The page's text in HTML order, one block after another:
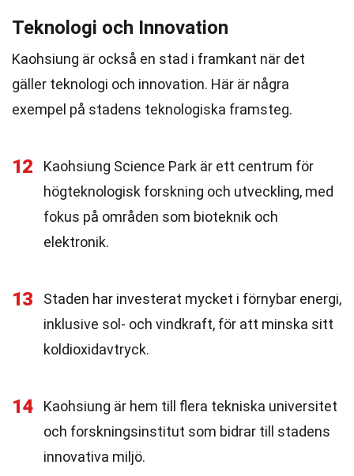
Teknologi och Innovation
Kaohsiung är också en stad i framkant när det
gäller teknologi och innovation. Här är några
exempel på stadens teknologiska framsteg.
12
Kaohsiung Science Park är ett centrum för
högteknologisk forskning och utveckling, med
fokus på områden som bioteknik och
elektronik.
13
Staden har investerat mycket i förnybar energi,
inklusive sol- och vindkraft, för att minska sitt
koldioxidavtryck.
14
Kaohsiung är hem till flera tekniska universitet
och forskningsinstitut som bidrar till stadens
innovativa miljö.